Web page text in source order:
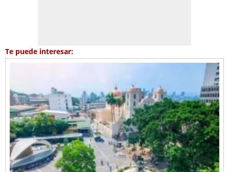
Te puede interesar: